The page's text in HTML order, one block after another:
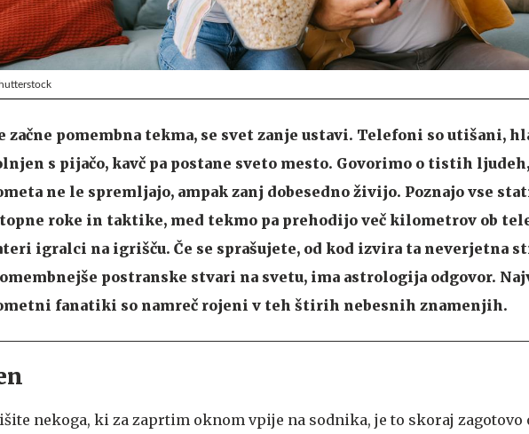
začne pomembna tekma, se svet zanje ustavi. Telefoni so utišani,
s pijačo, kavč pa postane sveto mesto. Govorimo o tistih
ne le spremljajo, ampak zanj dobesedno živijo. Poznajo vse
roke in taktike, med tekmo pa prehodijo več kilometrov ob
igralci na igrišču. Če se sprašujete, od kod izvira ta neverjetna
postranske stvari na svetu, ima astrologija odgovor.
fanatiki so namreč rojeni v teh štirih nebesnih znamenjih.
nekoga, ki za zaprtim oknom vpije na sodnika, je to skoraj zagotovo